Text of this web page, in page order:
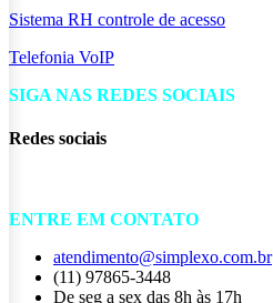
Sistema RH controle de acesso
Telefonia VoIP
SIGA NAS REDES SOCIAIS
Redes sociais
ENTRE EM CONTATO
atendimento@simplexo.com.br
(11) 97865-3448
De seg a sex das 8h às 17h